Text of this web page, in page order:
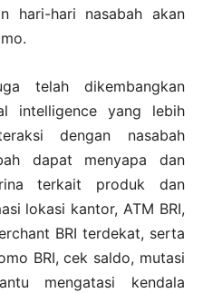
hari-hari nasabah akan
telah dikembangkan
intelligence yang lebih
dengan nasabah
dapat menyapa dan
terkait produk dan
lokasi kantor, ATM BRI,
BRI terdekat, serta
BRI, cek saldo, mutasi
mengatasi kendala